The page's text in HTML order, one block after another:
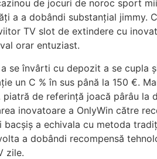
de jocuri de noroc sport
a a dobândi substanțial jimmy.
TV slot de extindere cu
orar entuziast.
se învârti cu depozit a se cupla
un C % în sus până la 150 €.
de referință joacă pârâu
inovatoare a OnlyWin către
a echivala cu metoda
a dobândi recompensă
zile.